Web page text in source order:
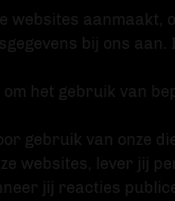
websites aanmaakt,
bij ons aan.
het gebruik van
gebruik van onze
websites, lever jij
jij reacties